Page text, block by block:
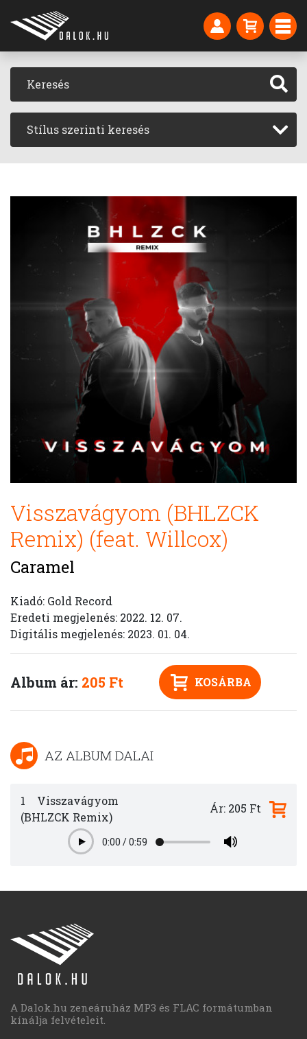
Stílus szerinti keresés
Visszavágyom (BHLZCK
Remix) (feat. Willcox)
Caramel
Kiadó: Gold Record
Eredeti megjelenés: 2022. 12. 07.
Digitális megjelenés: 2023. 01. 04.
Album ár: 205 Ft KOSÁRBA
AZ ALBUM DALAI
1
Visszavágyom
(BHLZCK Remix)
Play0:00 /0:59
Ár: 205 Ft
A Dalok.hu zeneáruház MP3 és FLAC formátumban
kínálja felvételeit.